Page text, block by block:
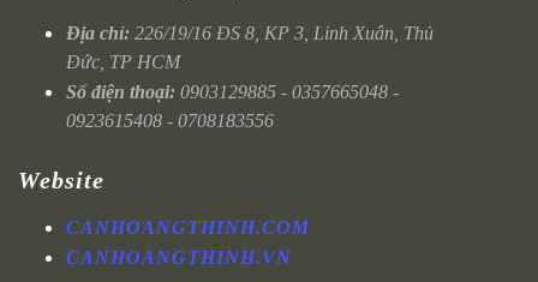
Địa chỉ: 226/19/16 ĐS 8, KP 3, Linh Xuân, Thủ
Đức, TP HCM
Số điện thoại: 0903129885 - 0357665048 -
0923615408 - 0708183556
Website
CANHOANGTHINH.COM
CANHOANGTHINH.VN